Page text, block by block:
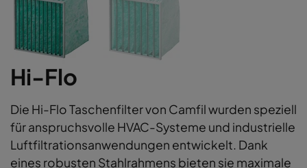
Hi-Flo
Die Hi-Flo Taschenfilter von Camfil wurden speziell
für anspruchsvolle HVAC-Systeme und industrielle
Luftfiltrationsanwendungen entwickelt. Dank
eines robusten Stahlrahmens bieten sie maximale